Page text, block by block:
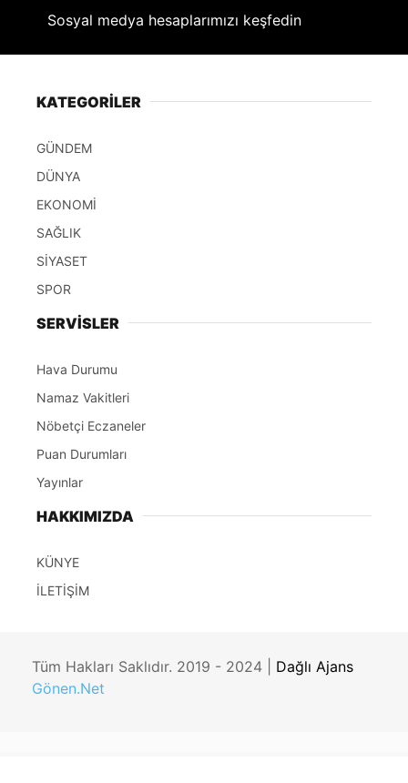
Sosyal medya hesaplarımızı keşfedin
KATEGORİLER
GÜNDEM
DÜNYA
EKONOMİ
SAĞLIK
SİYASET
SPOR
SERVİSLER
Hava Durumu
Namaz Vakitleri
Nöbetçi Eczaneler
Puan Durumları
Yayınlar
HAKKIMIZDA
KÜNYE
İLETİŞİM
Tüm Hakları Saklıdır. 2019 - 2024 | Dağlı Ajans
Gönen.Net